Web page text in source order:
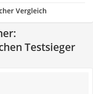
Vergleich
Testsieger